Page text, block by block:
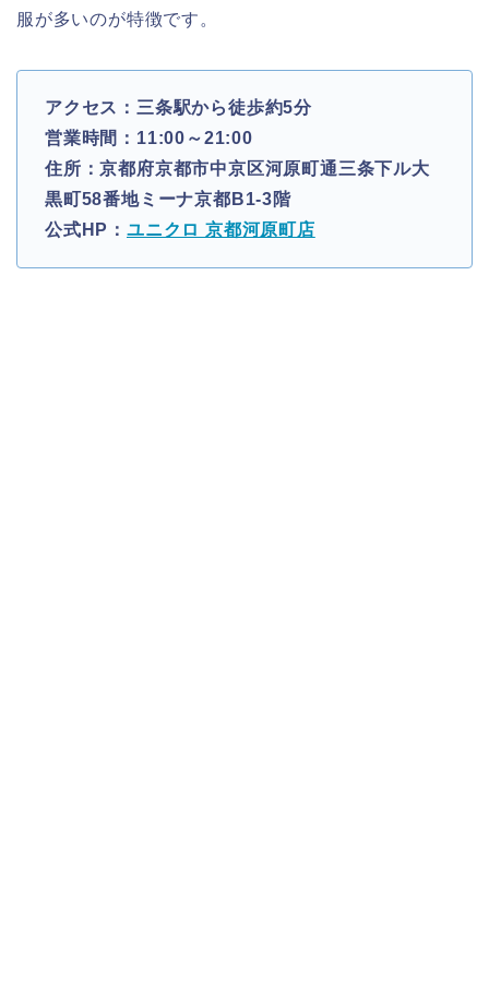
服が多いのが特徴です。
アクセス：三条駅から徒歩約5分
営業時間：11:00～21:00
住所：京都府京都市中京区河原町通三条下ル大
黒町58番地ミーナ京都B1-3階
公式HP： ユニクロ 京都河原町店